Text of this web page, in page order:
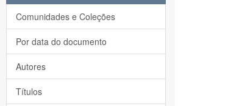
Comunidades e Coleções
Por data do documento
Autores
Títulos